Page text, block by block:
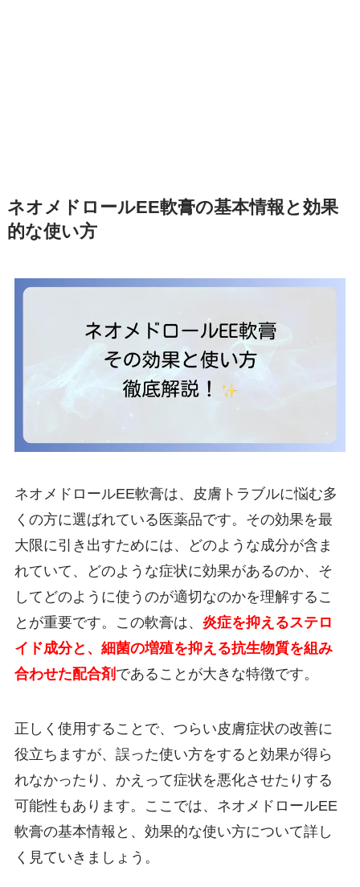
ネオメドロールEE軟膏の基本情報と効果
的な使い方
ネオメドロールEE軟膏は、皮膚トラブルに悩む多
くの方に選ばれている医薬品です。その効果を最
大限に引き出すためには、どのような成分が含ま
れていて、どのような症状に効果があるのか、そ
してどのように使うのが適切なのかを理解するこ
とが重要です。この軟膏は、 炎症を抑えるステロ
イド成分と、細菌の増殖を抑える抗生物質を組み
合わせた配合剤 であることが大きな特徴です。
正しく使用することで、つらい皮膚症状の改善に
役立ちますが、誤った使い方をすると効果が得ら
れなかったり、かえって症状を悪化させたりする
可能性もあります。ここでは、ネオメドロールEE
軟膏の基本情報と、効果的な使い方について詳し
く見ていきましょう。